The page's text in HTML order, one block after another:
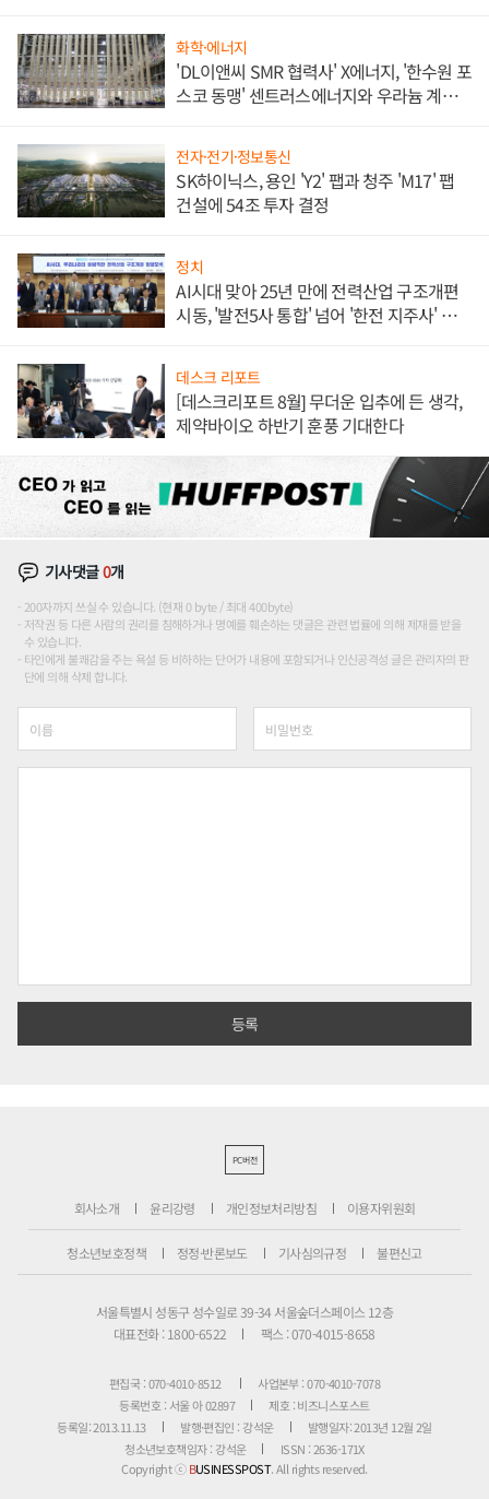
화학·에너지
'DL이앤씨 SMR 협력사' X에너지, '한수원 포
스코 동맹' 센트러스에너지와 우라늄 계약
전자·전기·정보통신
SK하이닉스, 용인 'Y2' 팹과 청주 'M17' 팹
건설에 54조 투자 결정
정치
AI시대 맞아 25년 만에 전력산업 구조개편
시동, '발전5사 통합' 넘어 '한전 지주사' 재편
데스크 리포트
[데스크리포트 8월] 무더운 입추에 든 생각,
제약바이오 하반기 훈풍 기대한다
기사댓글0개
200자까지 쓰실 수 있습니다. (현재 0 byte / 최대 400byte)
저작권 등 다른 사람의 권리를 침해하거나 명예를 훼손하는 댓글은 관련 법률에 의해 제재를 받을
수 있습니다.
타인에게 불쾌감을 주는 욕설 등 비하하는 단어가 내용에 포함되거나 인신공격성 글은 관리자의 판
단에 의해 삭제 합니다.
PC버전
회사소개 윤리강령 개인정보처리방침 이용자위원회
청소년보호정책 정정·반론보도 기사심의규정 불편신고
서울특별시 성동구 성수일로 39-34 서울숲더스페이스 12층
대표전화 : 1800-6522
팩스 : 070-4015-8658
편집국 : 070-4010-8512
사업본부 : 070-4010-7078
등록번호 : 서울 아 02897
제호 : 비즈니스포스트
등록일: 2013.11.13
발행·편집인 : 강석운
발행일자: 2013년 12월 2일
청소년보호책임자 : 강석운
ISSN : 2636-171X
Copyright ⓒBUSINESSPOST. All rights reserved.